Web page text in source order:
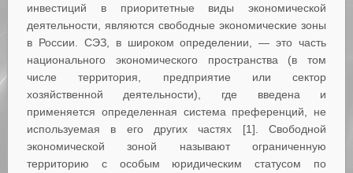
инвестиций в приоритетные виды экономической
деятельности, являются свободные экономические зоны
в России. СЭЗ, в широком определении, — это часть
национального экономического пространства (в том
числе территория, предприятие или сектор
хозяйственной деятельности), где введена и
применяется определенная система преференций, не
используемая в его других частях [1]. Свободной
экономической зоной называют ограниченную
территорию с особым юридическим статусом по